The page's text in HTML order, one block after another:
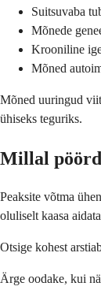
Suitsuvaba
Mõnede
Krooniline
Mõned
Mõned uuringud
ühiseks teguriks.
Millal
Peaksite võtma
oluliselt kaasa
Otsige kohest
Ärge oodake, kui